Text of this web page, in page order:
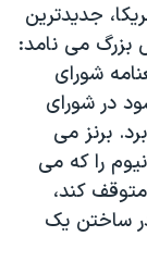
جدیدترین
بزرگ می نامد:
شورای
در شورای
برنز می
را که می
کند،
ساختن یک